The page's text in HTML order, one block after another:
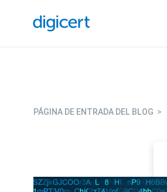
PÁGINA DE ENTRADA DEL BLOG >